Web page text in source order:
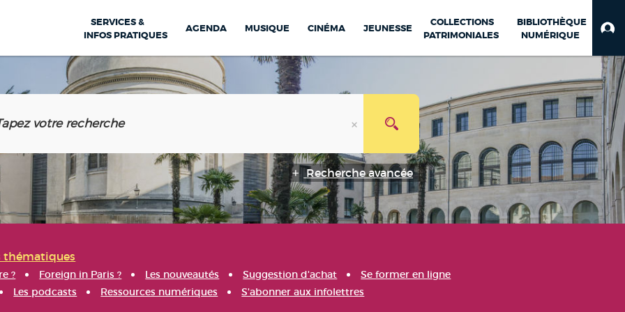
SERVICES &
INFOS PRATIQUES
AGENDA MUSIQUE CINÉMA JEUNESSE
COLLECTIONS
PATRIMONIALES
BIBLIOTHÈQUE
NUMÉRIQUE
Recherche avancée
thématiques
? Foreign in Paris ? Les nouveautés Suggestion d'achat
Se former en ligne
Les podcasts Ressources numériques S'abonner aux infolettres